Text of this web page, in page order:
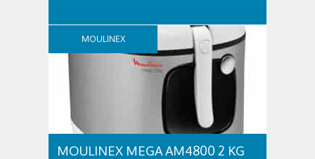
MOULINEX
MOULINEX MEGA AM4800 2 KG